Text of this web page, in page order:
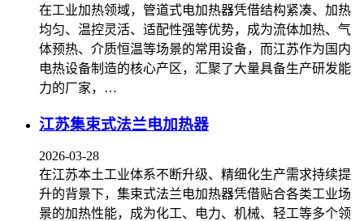
在工业加热领域，管道式电加热器凭借结构紧凑、加热
均匀、温控灵活、适配性强等优势，成为流体加热、气
体预热、介质恒温等场景的常用设备，而江苏作为国内
电热设备制造的核心产区，汇聚了大量具备生产研发能
力的厂家，…
江苏集束式法兰电加热器
2026-03-28
在江苏本土工业体系不断升级、精细化生产需求持续提
升的背景下，集束式法兰电加热器凭借贴合各类工业场
景的加热性能，成为化工、电力、机械、轻工等多个领